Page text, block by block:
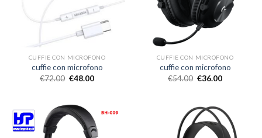
CUFFIE CON MICROFONO
cuffie con microfono
€72.00 €48.00
CUFFIE CON MICROFONO
cuffie con microfono
€54.00 €36.00